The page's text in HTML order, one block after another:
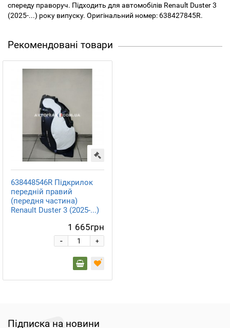
спереду праворуч. Підходить для автомобілів Renault Duster 3
(2025-...) року випуску. Оригінальний номер: 638427845R.
Рекомендовані товари
638448546R Підкрилок
передній правий
(передня частина)
Renault Duster 3 (2025-...)
1 665грн
+
-
Підписка на новини